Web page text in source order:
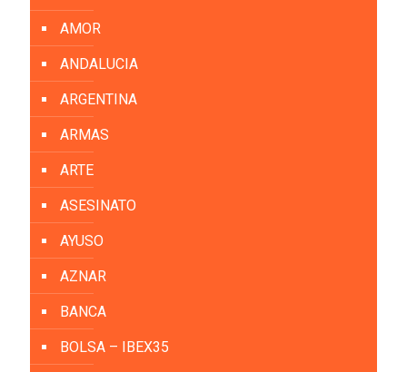
AMOR
ANDALUCIA
ARGENTINA
ARMAS
ARTE
ASESINATO
AYUSO
AZNAR
BANCA
BOLSA – IBEX35